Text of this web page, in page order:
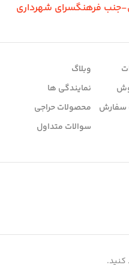
جنب فرهنگسرای شهرداری
سفارش
وبلاگ
نمایندگی ها
محصولات حراجی
سوالات متداول
کنید.